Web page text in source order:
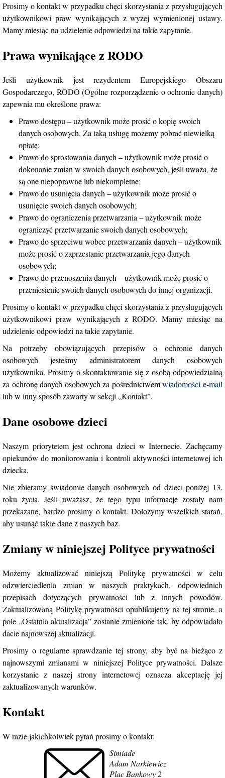
Prosimy o kontakt w przypadku chęci skorzystania z przysługujących
użytkownikowi praw wynikających z wyżej wymienionej ustawy.
Mamy miesiąc na udzielenie odpowiedzi na takie zapytanie.
Prawa wynikające z RODO
Jeśli użytkownik jest rezydentem Europejskiego Obszaru
Gospodarczego, RODO (Ogólne rozporządzenie o ochronie danych)
zapewnia mu określone prawa:
Prawo dostępu – użytkownik może prosić o kopię swoich
danych osobowych. Za taką usługę możemy pobrać niewielką
opłatę;
Prawo do sprostowania danych – użytkownik może prosić o
dokonanie zmian w swoich danych osobowych, jeśli uważa, że
są one niepoprawne lub niekompletne;
Prawo do usunięcia danych – użytkownik może prosić o
usunięcie swoich danych osobowych;
Prawo do ograniczenia przetwarzania – użytkownik może
ograniczyć przetwarzanie swoich danych osobowych;
Prawo do sprzeciwu wobec przetwarzania danych – użytkownik
może prosić o zaprzestanie przetwarzania jego danych
osobowych;
Prawo do przenoszenia danych – użytkownik może prosić o
przeniesienie swoich danych osobowych do innej organizacji.
Prosimy o kontakt w przypadku chęci skorzystania z przysługujących
użytkownikowi praw wynikających z RODO. Mamy miesiąc na
udzielenie odpowiedzi na takie zapytanie.
Na potrzeby obowiązujących przepisów o ochronie danych
osobowych jesteśmy administratorem danych osobowych
użytkownika. Prosimy o skontaktowanie się z osobą odpowiedzialną
za ochronę danych osobowych za pośrednictwemwiadomości e-mail
lub w inny sposób zawarty w sekcji „Kontakt”.
Dane osobowe dzieci
Naszym priorytetem jest ochrona dzieci w Internecie. Zachęcamy
opiekunów do monitorowania i kontroli aktywności internetowej ich
dziecka.
Nie zbieramy świadomie danych osobowych od dzieci poniżej 13.
roku życia. Jeśli uważasz, że tego typu informacje zostały nam
przekazane, bardzo prosimy o kontakt. Dołożymy wszelkich starań,
aby usunąć takie dane z naszych baz.
Zmiany w niniejszej Polityce prywatności
Możemy aktualizować niniejszą Politykę prywatności w celu
odzwierciedlenia zmian w naszych praktykach, odpowiednich
przepisach dotyczących prywatności lub z innych powodów.
Zaktualizowaną Politykę prywatności opublikujemy na tej stronie, a
pole „Ostatnia aktualizacja” zostanie zmienione tak, by odpowiadało
dacie najnowszej aktualizacji.
Prosimy o regularne sprawdzanie tej strony, aby być na bieżąco z
najnowszymi zmianami w niniejszej Polityce prywatności. Dalsze
korzystanie z naszej strony internetowej oznacza akceptację jej
zaktualizowanych warunków.
Kontakt
W razie jakichkolwiek pytań prosimy o kontakt:
Simiade
Adam Narkiewicz
Plac Bankowy 2